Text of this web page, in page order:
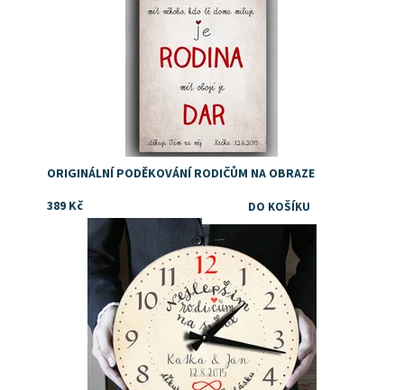
ORIGINÁLNÍ PODĚKOVÁNÍ RODIČŮM NA OBRAZE
389 Kč
Dostupnost:
Skladem